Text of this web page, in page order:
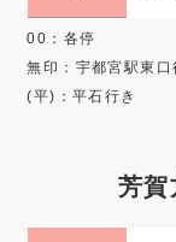
00：各停
無印：宇都宮駅東口
(平)：平石行き
芳賀